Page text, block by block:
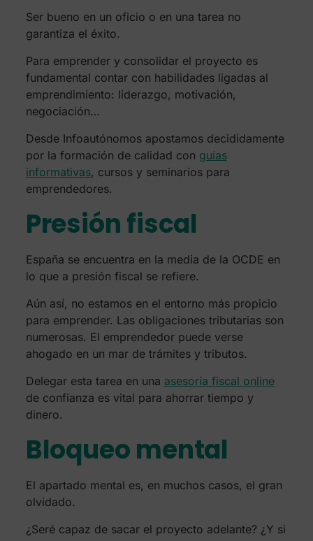
Ser bueno en un oficio o en una tarea no
garantiza el éxito.
Para emprender y consolidar el proyecto es
fundamental contar con habilidades ligadas al
emprendimiento: liderazgo, motivación,
negociación…
Desde Infoautónomos apostamos decididamente
por la formación de calidad con guías
informativas, cursos y seminarios para
emprendedores.
Presión fiscal
España se encuentra en la media de la OCDE en
lo que a presión fiscal se refiere.
Aún así, no estamos en el entorno más propicio
para emprender. Las obligaciones tributarias son
numerosas. El emprendedor puede verse
ahogado en un mar de trámites y tributos.
Delegar esta tarea en una asesoría fiscal online
de confianza es vital para ahorrar tiempo y
dinero.
Bloqueo mental
El apartado mental es, en muchos casos, el gran
olvidado.
¿Seré capaz de sacar el proyecto adelante? ¿Y si